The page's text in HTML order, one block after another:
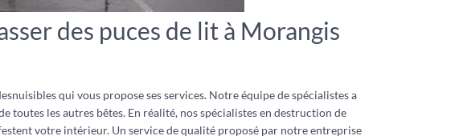
des puces de lit à Morangis
qui vous propose ses services. Notre équipe de spécialistes a
toutes les autres bêtes. En réalité, nos spécialistes en destruction de
votre intérieur. Un service de qualité proposé par notre entreprise